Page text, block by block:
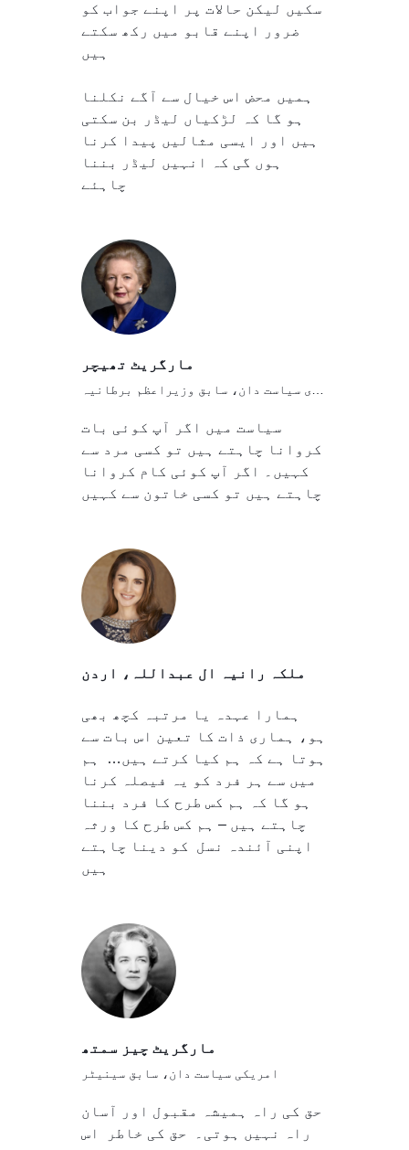
سکیں لیکن حالات پر اپنے جواب کو
ضرور اپنے قابو میں رکھ سکتے
ہیں
ہمیں محض اس خیال سے آگے نکلنا
ہو گا کہ لڑکیاں لیڈر بن سکتی
ہیں اور ایسی مثالیں پیدا کرنا
ہوں گی کہ انہیں لیڈر بننا
چاہئے
مارگریٹ تھیچر
برطانوی سیاست دان، سابق وزیراعظم برطانیہ
سیاست میں اگر آپ کوئی بات
کروانا چاہتے ہیں تو کسی مرد سے
کہیں۔ اگر آپ کوئی کام کروانا
چاہتے ہیں تو کسی خاتون سے کہیں
ملکہ رانیہ ال عبداللہ، اردن
ہمارا عہدہ یا مرتبہ کچھ بھی
ہو، ہماری ذات کا تعین اس بات سے
ہوتا ہے کہ ہم کیا کرتے ہیں… ہم
میں سے ہر فرد کو یہ فیصلہ کرنا
ہو گا کہ ہم کس طرح کا فرد بننا
چاہتے ہیں – ہم کس طرح کا ورثہ
اپنی آئندہ نسل کو دینا چاہتے
ہیں
مارگریٹ چیز سمتھ
امریکی سیاست دان، سابق سینیٹر
حق کی راہ ہمیشہ مقبول اور آسان
راہ نہیں ہوتی۔ حق کی خاطر اس